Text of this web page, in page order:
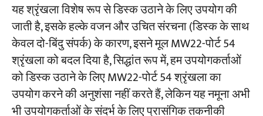
यह श्रृंखला विशेष रूप से डिस्क उठाने के लिए उपयोग की
जाती है, इसके हल्के वजन और उचित संरचना (डिस्क के साथ
केवल दो-बिंदु संपर्क) के कारण, इसने मूल MW22-पोर्ट 54
श्रृंखला को बदल दिया है, सिद्धांत रूप में, हम उपयोगकर्ताओं
को डिस्क उठाने के लिए MW22-पोर्ट 54 श्रृंखला का
उपयोग करने की अनुशंसा नहीं करते हैं, लेकिन यह नमूना अभी
भी उपयोगकर्ताओं के संदर्भ के लिए प्रासंगिक तकनीकी